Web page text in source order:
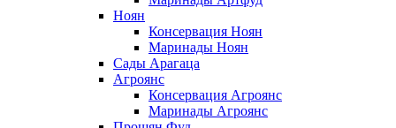
Ноян
Консервация Ноян
Маринады Ноян
Сады Арагаца
Агроянс
Консервация Агроянс
Маринады Агроянс